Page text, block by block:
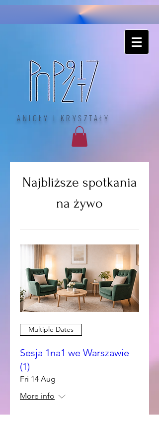
ANIOŁY I KRYSZTAŁY
Najbliższe spotkania
na żywo
Multiple Dates
Sesja 1na1 we Warszawie
(1)
Fri 14 Aug
More info